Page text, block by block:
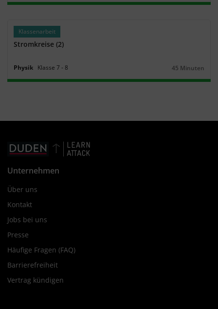
Klassenarbeit
Stromkreise (2)
Physik Klasse 7 ‐ 8
Dauer:
45 Minuten
Unternehmen
Über uns
Kontakt
Jobs bei uns
Presse
Häufige Fragen (FAQ)
Barrierefreiheit
Vertrag kündigen